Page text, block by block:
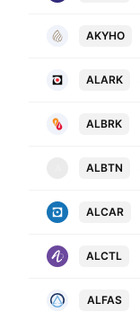
AKYHO
ALARK
ALBRK
ALBTN
ALCAR
ALCTL
ALFAS